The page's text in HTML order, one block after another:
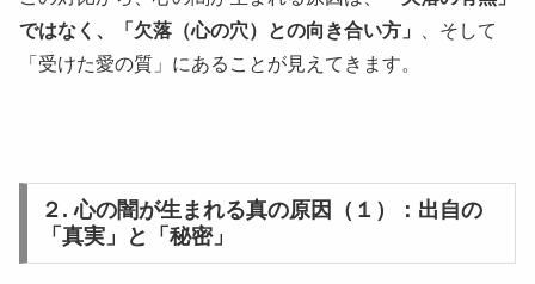
ではなく、「欠落（心の穴）との向き合い方」
、そして
「受けた愛の質」にあることが見えてきます。
２. 心の闇が生まれる真の原因（１）：出自の
「真実」と「秘密」